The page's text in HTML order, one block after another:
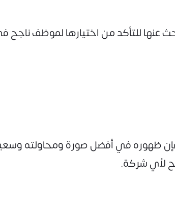
عنها للتأكد من اختيارها لموظف ناجح
فإن ظهوره في أفضل صورة ومحاولته
لأي شركة.